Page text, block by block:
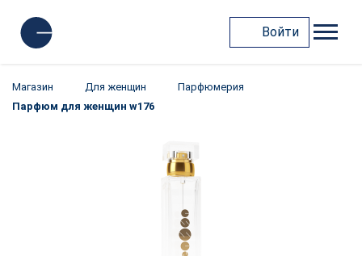
Войти
Магазин Для женщин
Парфюмерия
Парфюм для женщин w176